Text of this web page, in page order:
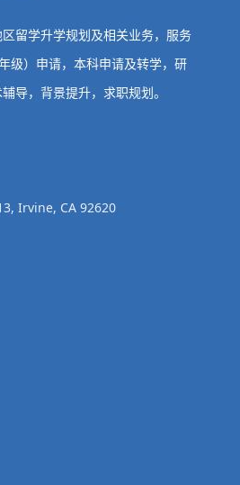
留学升学规划及相关业务，服务
级）申请，本科申请及转学，研
导，背景提升，求职规划。
Irvine, CA 92620